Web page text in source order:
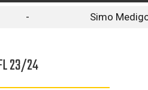
-
Simo
23/24